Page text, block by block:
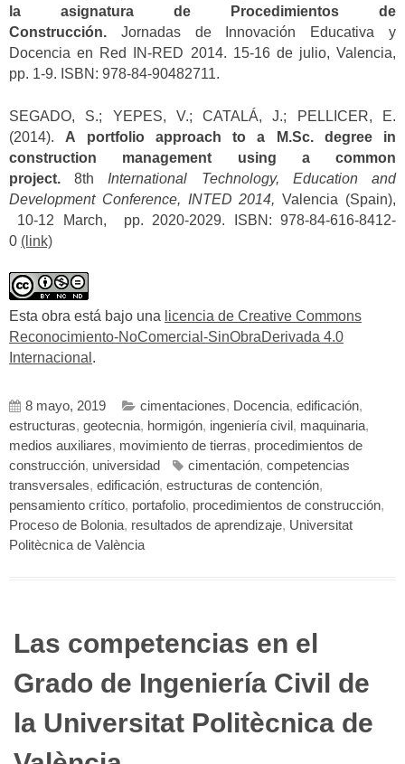
la asignatura de Procedimientos de
Construcción. Jornadas de Innovación Educativa y
Docencia en Red IN-RED 2014. 15-16 de julio, Valencia,
pp. 1-9. ISBN: 978-84-90482711.
SEGADO, S.; YEPES, V.; CATALÁ, J.; PELLICER, E.
(2014). A portfolio approach to a M.Sc. degree in
construction management using a common
project. 8th International Technology, Education and
Development Conference, INTED 2014, Valencia (Spain),
10-12 March, pp. 2020-2029. ISBN: 978-84-616-8412-
0 (link)
Esta obra está bajo una licencia de Creative Commons
Reconocimiento-NoComercial-SinObraDerivada 4.0
Internacional .
8 mayo, 2019 cimentaciones, Docencia, edificación,
estructuras, geotecnia, hormigón, ingeniería civil , maquinaria,
medios auxiliares, movimiento de tierras, procedimientos de
construcción, universidad cimentación, competencias
transversales, edificación, estructuras de contención,
pensamiento crítico, portafolio, procedimientos de construcción,
Proceso de Bolonia, resultados de aprendizaje, Universitat
Politècnica de València
Las competencias en el
Grado de Ingeniería Civil de
la Universitat Politècnica de